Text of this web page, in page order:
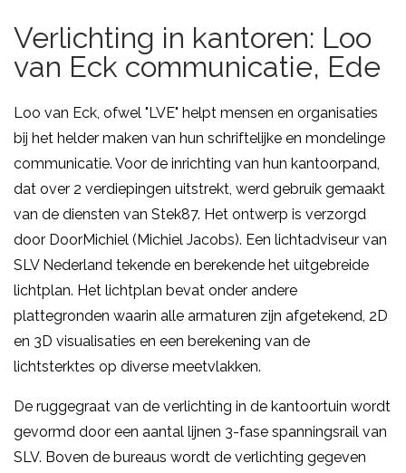
Verlichting in kantoren: Loo
van Eck communicatie, Ede
Loo van Eck, ofwel "LVE" helpt mensen en organisaties
bij het helder maken van hun schriftelijke en mondelinge
communicatie. Voor de inrichting van hun kantoorpand,
dat over 2 verdiepingen uitstrekt, werd gebruik gemaakt
van de diensten van Stek87. Het ontwerp is verzorgd
door DoorMichiel (Michiel Jacobs). Een lichtadviseur van
SLV Nederland tekende en berekende het uitgebreide
lichtplan. Het lichtplan bevat onder andere
plattegronden waarin alle armaturen zijn afgetekend, 2D
en 3D visualisaties en een berekening van de
lichtsterktes op diverse meetvlakken.
De ruggegraat van de verlichting in de kantoortuin wordt
gevormd door een aantal lijnen 3-fase spanningsrail van
SLV. Boven de bureaus wordt de verlichting gegeven